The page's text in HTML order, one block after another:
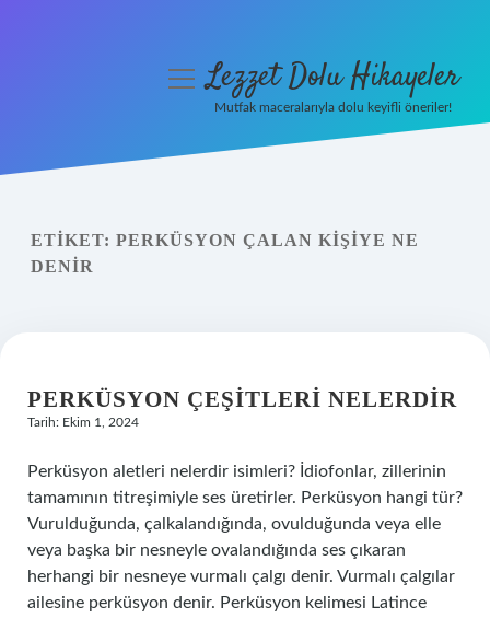
Yasal Uyarı
menüyüLezzet Dolu Hikayeler
Mutfak maceralarıyla dolu keyifli öneriler!
ETIKET: PERKÜSYON ÇALAN KIŞIYE NE
DENIR
PERKÜSYON ÇEŞITLERI NELERDIR
Tarih: Ekim 1, 2024
Perküsyon aletleri nelerdir isimleri? İdiofonlar, zillerinin
tamamının titreşimiyle ses üretirler. Perküsyon hangi tür?
Vurulduğunda, çalkalandığında, ovulduğunda veya elle
veya başka bir nesneyle ovalandığında ses çıkaran
herhangi bir nesneye vurmalı çalgı denir. Vurmalı çalgılar
ailesine perküsyon denir. Perküsyon kelimesi Latince